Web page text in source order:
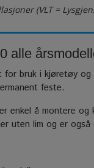
(VLT =
alle
for bruk i kjøretøy og
feste.
er enkel å montere og
uten lim og er